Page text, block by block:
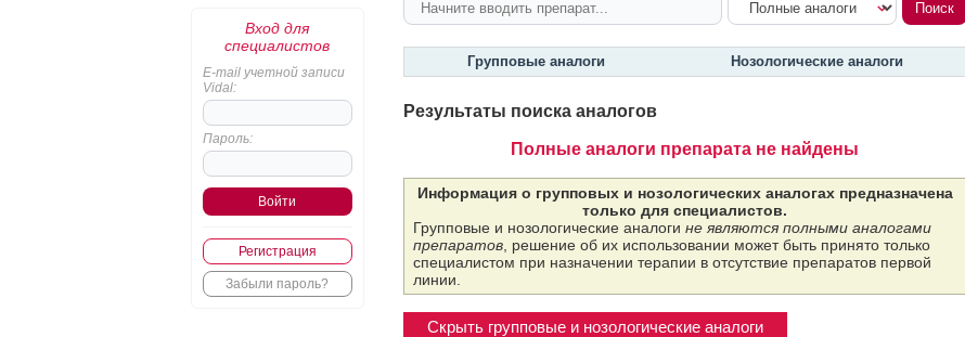
Вход для
специалистов
E-mail учетной записи
Vidal:
Пароль:
Регистрация
Забыли пароль?
Групповые аналоги Нозологические аналоги
Результаты поиска аналогов
Полные аналоги препарата не найдены
Информация о групповых и нозологических аналогах предназначена
только для специалистов.
Групповые и нозологические аналоги не являются полными аналогами
препаратов, решение об их использовании может быть принято только
специалистом при назначении терапии в отсутствие препаратов первой
линии.
Скрыть групповые и нозологические аналоги